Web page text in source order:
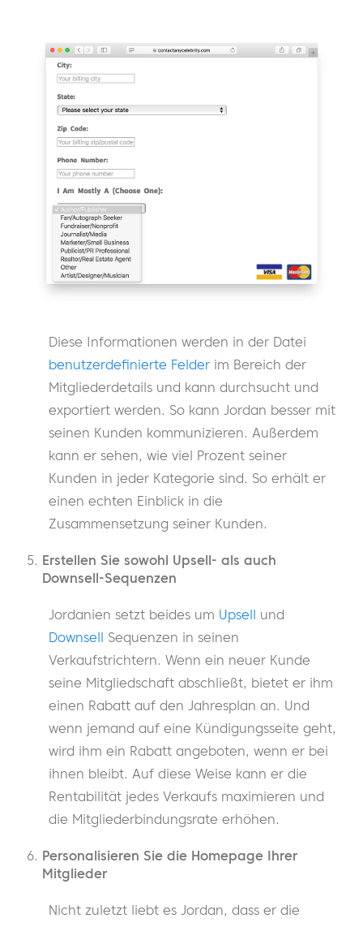
Diese Informationen werden in der Datei
benutzerdefinierte Felder im Bereich der
Mitgliederdetails und kann durchsucht und
exportiert werden. So kann Jordan besser mit
seinen Kunden kommunizieren. Außerdem
kann er sehen, wie viel Prozent seiner
Kunden in jeder Kategorie sind. So erhält er
einen echten Einblick in die
Zusammensetzung seiner Kunden.
Erstellen Sie sowohl Upsell- als auch
Downsell-Sequenzen
Jordanien setzt beides um Upsell und
Downsell Sequenzen in seinen
Verkaufstrichtern. Wenn ein neuer Kunde
seine Mitgliedschaft abschließt, bietet er ihm
einen Rabatt auf den Jahresplan an. Und
wenn jemand auf eine Kündigungsseite geht,
wird ihm ein Rabatt angeboten, wenn er bei
ihnen bleibt. Auf diese Weise kann er die
Rentabilität jedes Verkaufs maximieren und
die Mitgliederbindungsrate erhöhen.
Personalisieren Sie die Homepage Ihrer
Mitglieder
Nicht zuletzt liebt es Jordan, dass er die